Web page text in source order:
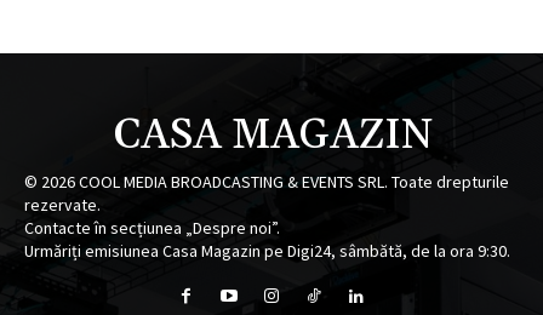
CASA MAGAZIN
© 2026COOL MEDIA BROADCASTING & EVENTS SRL. Toate drepturile
rezervate.
Contacte în secțiunea „Despre noi”.
Urmăriți emisiunea Casa Magazin pe Digi24, sâmbătă, de la ora 9:30.